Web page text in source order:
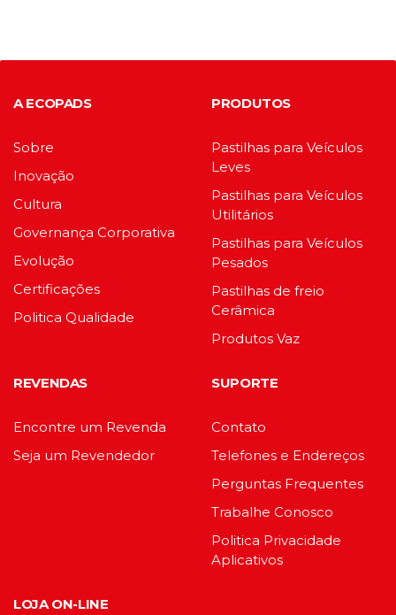
A ECOPADS
Sobre
Inovação
Cultura
Governança Corporativa
Evolução
Certificações
Politica Qualidade
PRODUTOS
Pastilhas para Veículos
Leves
Pastilhas para Veículos
Utilitários
Pastilhas para Veículos
Pesados
Pastilhas de freio
Cerâmica
Produtos Vaz
REVENDAS
Encontre um Revenda
Seja um Revendedor
SUPORTE
Contato
Telefones e Endereços
Perguntas Frequentes
Trabalhe Conosco
Politica Privacidade
Aplicativos
LOJA ON-LINE